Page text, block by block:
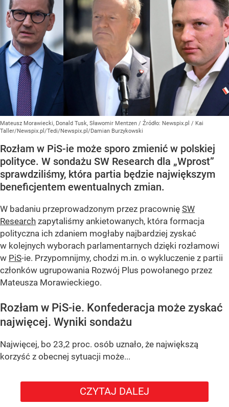
Mateusz Morawiecki, Donald Tusk, Sławomir Mentzen / Źródło: Newspix.pl / Kai
Taller/Newspix.pl/Tedi/Newspix.pl/Damian Burzykowski
Rozłam w PiS-ie może sporo zmienić w polskiej
polityce. W sondażu SW Research dla „Wprost”
sprawdziliśmy, która partia będzie największym
beneficjentem ewentualnych zmian.
W badaniu przeprowadzonym przez pracownię SW
Research zapytaliśmy ankietowanych, która formacja
polityczna ich zdaniem mogłaby najbardziej zyskać
w kolejnych wyborach parlamentarnych dzięki rozłamowi
w PiS-ie. Przypomnijmy, chodzi m.in. o wykluczenie z partii
członków ugrupowania Rozwój Plus powołanego przez
Mateusza Morawieckiego.
Rozłam w PiS-ie. Konfederacja może zyskać
najwięcej. Wyniki sondażu
Najwięcej, bo 23,2 proc. osób uznało, że największą
korzyść z obecnej sytuacji może...
CZYTAJ DALEJ